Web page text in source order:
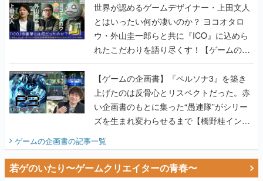
世界が認めるゲームデザイナー・上田文人
とはいったい何が凄いのか？ ヨコオタロ
ウ・外山圭一郎らと共に『ICO』に込めら
れたこだわりを語り尽くす！【ゲームの企
画書】
【ゲームの企画書】『ペルソナ3』を築き
上げたのは反骨心とリスペクトだった。赤
い企画書のもとに集った“愚連隊”がシリー
ズを生まれ変わらせるまで【橋野桂インタ
ゲームの企画書の記事一覧
若ゲのいたり〜ゲームクリエイターの青春〜